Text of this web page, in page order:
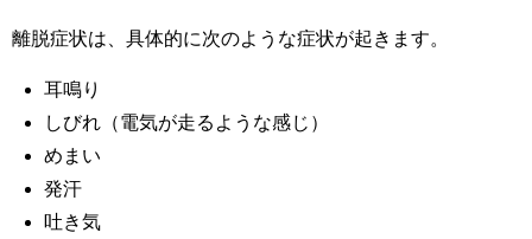
離脱症状は、具体的に次のような症状が起きます。
耳鳴り
しびれ（電気が走るような感じ）
めまい
発汗
吐き気